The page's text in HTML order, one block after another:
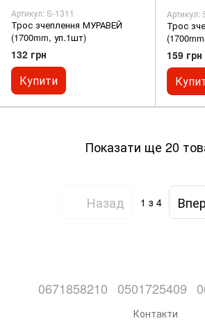
Артикул: S-1311
Трос зчеплення МУРАВЕЙ
(1700mm, уп.1шт)
132 грн
Купити
Артикул:
Трос
159 грн
Показати ще 20
Назад 1 з 4
0671858210 0501725409
Контакти